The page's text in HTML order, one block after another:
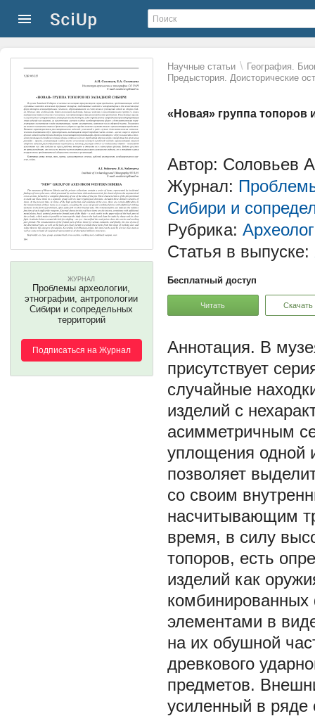
Научные статьи \ География.
Предыстория. Доисторические
«Новая» группа топоров
ЖУРНАЛ
Проблемы археологии,
этнографии, антропологии
Сибири и сопредельных
территорий
Подписаться на Журнал
Автор: Соловьев
Журнал:
Сибири и
Рубрика:
Статья в выпуске:
Бесплатный доступ
Читать Скачать
В
присутствует
случайные
изделий с
асимметричным
уплощения одной
позволяет
со своим
насчитывающим
время, в силу
топоров, есть
изделий как
элементами в
на их обушной
древкового
предметов.
усиленный в ряде